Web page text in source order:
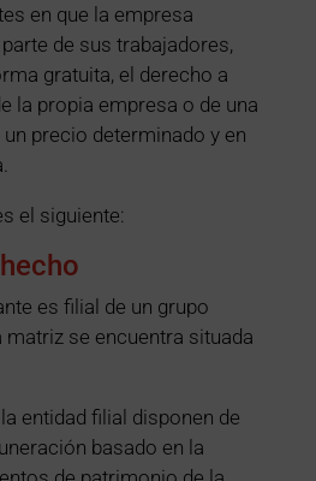
en que la empresa
de sus trabajadores,
gratuita, el derecho a
la propia empresa o de una
precio determinado y en
el siguiente:
es filial de un grupo
se encuentra situada
entidad filial disponen de
basado en la